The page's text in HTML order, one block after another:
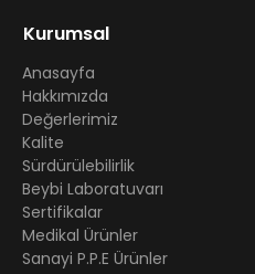
Kurumsal
Anasayfa
Hakkımızda
Değerlerimiz
Kalite
Sürdürülebilirlik
Beybi Laboratuvarı
Sertifikalar
Medikal Ürünler
Sanayi P.P.E Ürünler